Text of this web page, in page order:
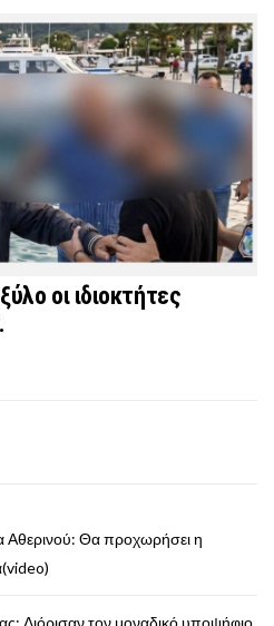
οι ιδιοκτήτες
Αθερινού: Θα προχωρήσει η